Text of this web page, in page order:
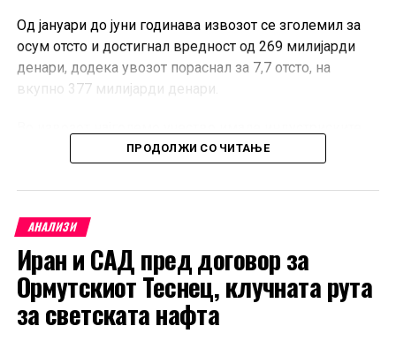
Од јануари до јуни годинава извозот се зголемил за
осум отсто и достигнал вредност од 269 милијарди
денари, додека увозот пораснал за 7,7 отсто, на
вкупно 377 милијарди денари.
производи со повисока вредност, меѓу кои
проводници за возила и специјализирани делови за
Најзастапени во увозот биле необработените метали
од платинската група, преработените нафтени масла и
патничките автомобили.
Најзначајни трговски партнери на Северна Македонија
ПРОДОЛЖИ СО ЧИТАЊЕ
АНАЛИЗИ
Иран и САД пред договор за
Ормутскиот Теснец, клучната рута
за светската нафта